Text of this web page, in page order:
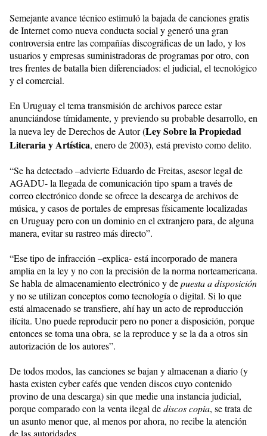
Semejante avance técnico estimuló la bajada de canciones gratis
de Internet como nueva conducta social y generó una gran
controversia entre las compañías discográficas de un lado, y los
usuarios y empresas suministradoras de programas por otro, con
tres frentes de batalla bien diferenciados: el judicial, el tecnológico
y el comercial.
En Uruguay el tema transmisión de archivos parece estar
anunciándose tímidamente, y previendo su probable desarrollo, en
la nueva ley de Derechos de Autor (Ley Sobre la Propiedad
Literaria y Artística, enero de 2003), está previsto como delito.
“Se ha detectado –advierte Eduardo de Freitas, asesor legal de
AGADU- la llegada de comunicación tipo spam a través de
correo electrónico donde se ofrece la descarga de archivos de
música, y casos de portales de empresas físicamente localizadas
en Uruguay pero con un dominio en el extranjero para, de alguna
manera, evitar su rastreo más directo”.
“Ese tipo de infracción –explica- está incorporado de manera
amplia en la ley y no con la precisión de la norma norteamericana.
Se habla dealmacenamiento electrónico y depuesta a disposición
y no se utilizan conceptos como tecnología o digital. Si lo que
está almacenado se transfiere, ahí hay un acto de reproducción
ilícita. Uno puede reproducir pero no poner a disposición, porque
entonces se toma una obra, se la reproduce y se la da a otros sin
autorización de los autores”.
De todos modos, las canciones se bajan y almacenan a diario (y
hasta existen cyber cafés que venden discos cuyo contenido
provino de una descarga) sin que medie una instancia judicial,
porque comparado con la venta ilegal dediscos copia, se trata de
un asunto menor que, al menos por ahora, no recibe la atención